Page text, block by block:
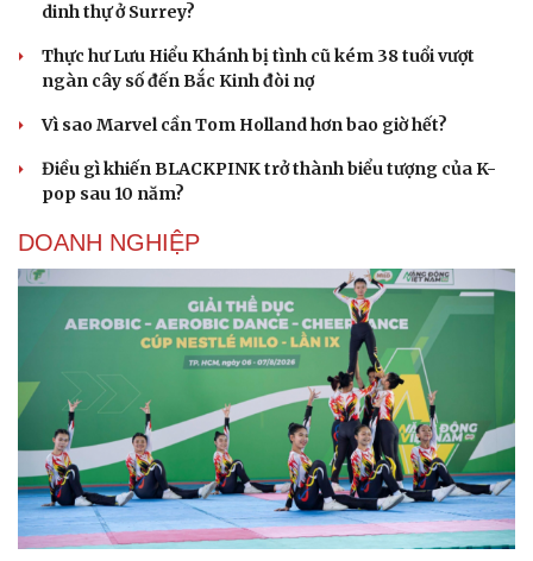
dinh thự ở Surrey?
Thực hư Lưu Hiểu Khánh bị tình cũ kém 38 tuổi vượt
ngàn cây số đến Bắc Kinh đòi nợ
Vì sao Marvel cần Tom Holland hơn bao giờ hết?
Điều gì khiến BLACKPINK trở thành biểu tượng của K-
pop sau 10 năm?
DOANH NGHIỆP